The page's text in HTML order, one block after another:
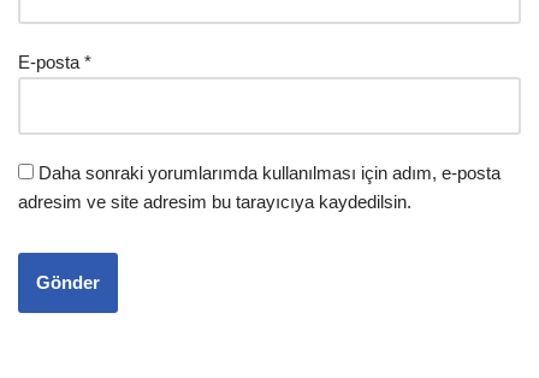
E-posta *
Daha sonraki yorumlarımda kullanılması için adım, e-posta
adresim ve site adresim bu tarayıcıya kaydedilsin.